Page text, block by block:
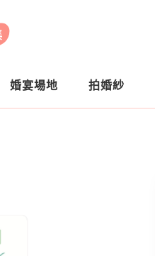
婚宴場地 拍婚紗